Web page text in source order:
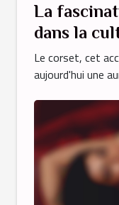
La
dans la
Le corset, cet
aujourd'hui une